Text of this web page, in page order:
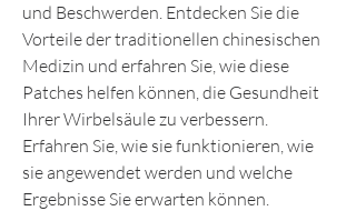
und Beschwerden. Entdecken Sie die
Vorteile der traditionellen chinesischen
Medizin und erfahren Sie, wie diese
Patches helfen können, die Gesundheit
Ihrer Wirbelsäule zu verbessern.
Erfahren Sie, wie sie funktionieren, wie
sie angewendet werden und welche
Ergebnisse Sie erwarten können.